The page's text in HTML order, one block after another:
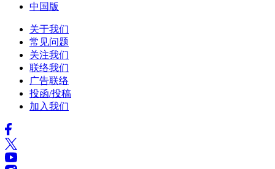
中国版
关于我们
常见问题
关注我们
联络我们
广告联络
投函/投稿
加入我们